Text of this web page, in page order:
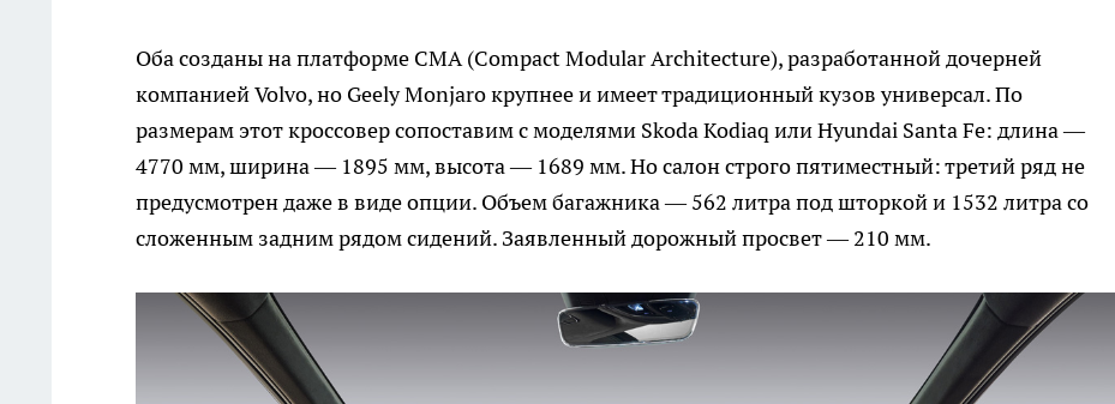
Оба созданы на платформе CMA (Compact Modular Architecture), разработанной дочерней
компанией Volvo, но Geely Monjaro крупнее и имеет традиционный кузов универсал. По
размерам этот кроссовер сопоставим с моделями Skoda Kodiaq или Hyundai Santa Fe: длина —
4770 мм, ширина — 1895 мм, высота — 1689 мм. Но салон строго пятиместный: третий ряд не
предусмотрен даже в виде опции. Объем багажника — 562 литра под шторкой и 1532 литра со
сложенным задним рядом сидений. Заявленный дорожный просвет — 210 мм.